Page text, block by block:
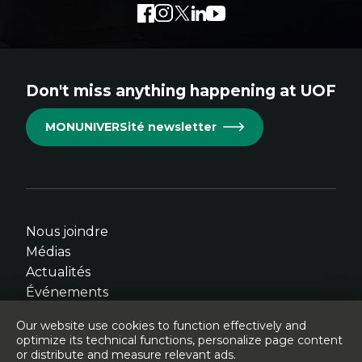
Facebook
External
will
open
in
Instagram
External
will
open
in
Twitter
External
will
open
in
LinkedIn
External
will
open
in
Youtube
External
will
open
in
Don't miss anything happening at UOF
MONUNIVERSité newsletter
Nous joindre
Médias
Actualités
Événements
Our website use cookies to function effectively and
optimize its technical functions, personalize page content
or distribute and measure relevant ads.